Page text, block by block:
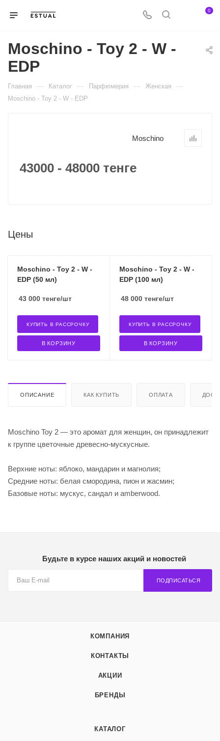
0
Moschino - Toy 2 - W -
EDP
Главная — Каталог — Парфюмерия — Женская —
Moschino - Toy 2 - W - EDP
Moschino
43000 - 48000 тенге
Цены
Moschino - Toy 2 - W -
EDP (50 мл)
43 000 тенге/шт
В КОРЗИНУ
КУПИТЬ В РАССРОЧКУ
Moschino - Toy 2 - W -
EDP (100 мл)
48 000 тенге/шт
В КОРЗИНУ
КУПИТЬ В РАССРОЧКУ
ОПИСАНИЕ КАК КУПИТЬ ОПЛАТА
Moschino Toy 2 — это аромат для женщин, он принадлежит
к группе цветочные древесно-мускусные.
Верхние ноты: яблоко, мандарин и магнолия;
Средние ноты: белая смородина, пион и жасмин;
Базовые ноты: мускус, сандал и amberwood.
Будьте в курсе наших акций и новостей
ПОДПИСАТЬСЯ
КОМПАНИЯ
КОНТАКТЫ
АКЦИИ
БРЕНДЫ
КАТАЛОГ